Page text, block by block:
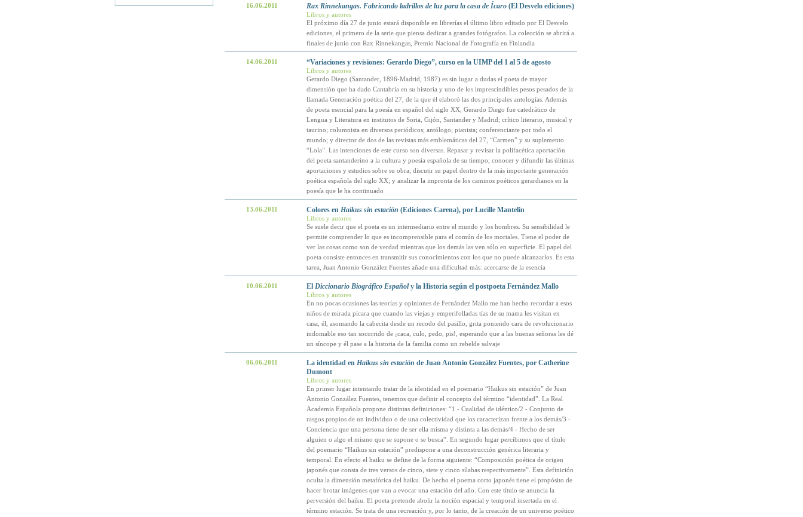
16.06.2011 Rax Rinnekangas. Fabricando ladrillos de luz para la casa de Ícaro(El Desvelo ediciones)
Libros y autores
El próximo día 27 de junio estará disponible en librerías el último libro editado por El Desvelo
ediciones, el primero de la serie que piensa dedicar a grandes fotógrafos. La colección se abrirá a
finales de junio con Rax Rinnekangas, Premio Nacional de Fotografía en Finlandia
14.06.2011 “Variaciones y revisiones: Gerardo Diego”, curso en la UIMP del 1 al 5 de agosto
Libros y autores
Gerardo Diego (Santander, 1896-Madrid, 1987) es sin lugar a dudas el poeta de mayor
dimensión que ha dado Cantabria en su historia y uno de los imprescindibles pesos pesados de la
llamada Generación poética del 27, de la que él elaboró las dos principales antologías. Además
de poeta esencial para la poesía en español del siglo XX, Gerardo Diego fue catedrático de
Lengua y Literatura en institutos de Soria, Gijón, Santander y Madrid; crítico literario, musical y
taurino; columnista en diversos periódicos; antólogo; pianista; conferenciante por todo el
mundo; y director de dos de las revistas más emblemáticas del 27, “Carmen” y su suplemento
“Lola”. Las intenciones de este curso son diversas. Repasar y revisar la polifacética aportación
del poeta santanderino a la cultura y poesía española de su tiempo; conocer y difundir las últimas
aportaciones y estudios sobre su obra; discutir su papel dentro de la más importante generación
poética española del siglo XX; y analizar la impronta de los caminos poéticos gerardianos en la
poesía que le ha continuado
13.06.2011 Colores en Haikus sin estación (Ediciones Carena), por Lucille Mantelin
Libros y autores
Se suele decir que el poeta es un intermediario entre el mundo y los hombres. Su sensibilidad le
permite comprender lo que es incomprensible para el común de los mortales. Tiene el poder de
ver las cosas como son de verdad mientras que los demás las ven sólo en superficie. El papel del
poeta consiste entonces en transmitir sus conocimientos con los que no puede alcanzarlos. Es esta
tarea, Juan Antonio González Fuentes añade una dificultad más: acercarse de la esencia
10.06.2011 El Diccionario Biográfico Españoly la Historia según el postpoeta Fernández Mallo
Libros y autores
En no pocas ocasiones las teorías y opiniones de Fernández Mallo me han hecho recordar a esos
niños de mirada pícara que cuando las viejas y emperifolladas tías de su mama les visitan en
casa, él, asomando la cabecita desde un recodo del pasillo, grita poniendo cara de revolucionario
indomable eso tan socorrido de ¡caca, culo, pedo, pis!, esperando que a las buenas señoras les dé
un síncope y él pase a la historia de la familia como un rebelde salvaje
06.06.2011 La identidad en Haikus sin estación de Juan Antonio González Fuentes, por Catherine
Dumont
Libros y autores
En primer lugar intentando tratar de la identidad en el poemario “Haikus sin estación” de Juan
Antonio González Fuentes, tenemos que definir el concepto del término “identidad”. La Real
Academia Española propone distintas definiciones: “1 - Cualidad de idéntico/2 - Conjunto de
rasgos propios de un individuo o de una colectividad que los caracterizan frente a los demás/3 -
Conciencia que una persona tiene de ser ella misma y distinta a las demás/4 - Hecho de ser
alguien o algo el mismo que se supone o se busca”. En segundo lugar percibimos que el título
del poemario “Haikus sin estación” predispone a una deconstrucción genérica literaria y
temporal. En efecto el haiku se define de la forma siguiente: “Composición poética de origen
japonés que consta de tres versos de cinco, siete y cinco sílabas respectivamente”. Esta definición
oculta la dimensión metafórica del haiku. De hecho el poema corto japonés tiene el propósito de
hacer brotar imágenes que van a evocar una estación del año. Con este título se anuncia la
perversión del haiku. El poeta pretende abolir la noción espacial y temporal insertada en el
término estación. Se trata de una recreación y, por lo tanto, de la creación de un universo poético